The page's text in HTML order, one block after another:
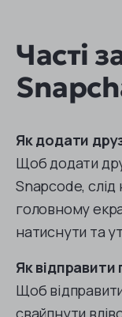
Часті
Як додати
Щоб додати
Snapcode,
головному
натиснути та
Як
Щоб
свайпнути